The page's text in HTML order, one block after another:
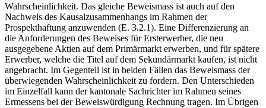
Wahrscheinlichkeit. Das gleiche Beweismass ist auch auf den
Nachweis des Kausalzusammenhangs im Rahmen der
Prospekthaftung anzuwenden (E. 3.2.1). Eine Differenzierung an
die Anforderungen des Beweises für Ersterwerber, die neu
ausgegebene Aktien auf dem Primärmarkt erwerben, und für spätere
Erwerber, welche die Titel auf dem Sekundärmarkt kaufen, ist nicht
angebracht. Im Gegenteil ist in beiden Fällen das Beweismass der
überwiegenden Wahrscheinlichkeit zu fordern. Den Unterschieden
im Einzelfall kann der kantonale Sachrichter im Rahmen seines
Ermessens bei der Beweiswürdigung Rechnung tragen. Im Übrigen